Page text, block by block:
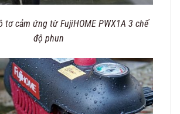
tơ cảm ứng từ FujiHOME PWX1A 3 chế
độ phun